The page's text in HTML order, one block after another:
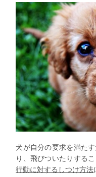
犬が自分の要求を満た
り、飛びついたりする
行動に対するしつけ方法